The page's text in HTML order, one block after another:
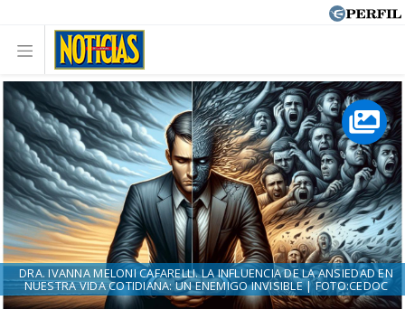
DRA. IVANNA MELONI CAFARELLI. LA INFLUENCIA DE LA ANSIEDAD EN
NUESTRA VIDA COTIDIANA: UN ENEMIGO INVISIBLE | FOTO:CEDOC